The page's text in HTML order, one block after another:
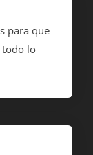
para que
todo lo